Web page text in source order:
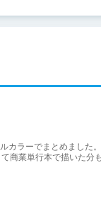
カラーでまとめました
商業単行本で描いた分